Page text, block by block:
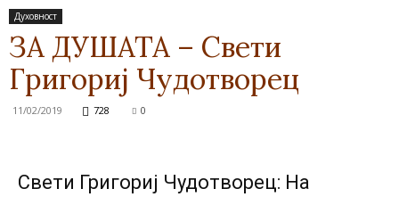
Духовност
ЗА ДУШАТА – Свети
Григориј Чудотворец
11/02/2019 728 0
Свети Григориј Чудотворец: На